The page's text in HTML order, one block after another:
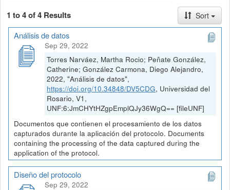
1 to 4 of 4 Results Sort
Análisis de datos
Sep 29, 2022
Torres Narváez, Martha Rocio; Peñate González,
Catherine; González Carmona, Diego Alejandro,
2022, "Análisis de datos",
https://doi.org/10.34848/DV5CDG, Universidad del
Rosario, V1,
UNF:6:JmCHYtHZgpEmplQJy36WgQ== [fileUNF]
Documentos que contienen el procesamiento de los datos
capturados durante la aplicación del protocolo. Documents
containing the processing of the data captured during the
application of the protocol.
Diseño del protocolo
Sep 29, 2022